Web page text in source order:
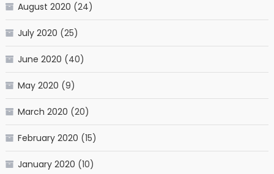
August 2020 (24)
July 2020 (25)
June 2020 (40)
May 2020 (9)
March 2020 (20)
February 2020 (15)
January 2020 (10)